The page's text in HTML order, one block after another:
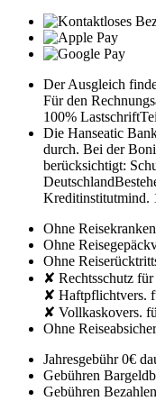
Der Ausgleich
Für den
100% Lastschrift
Die Hanseatic
durch. Bei der
berücksichtigt:
Deutschland
Kreditinstitutmind.
Ohne
Ohne
Ohne
✘ Rechtsschutz
✘ Haftpflichtvers.
✘ Vollkaskovers.
Ohne
Jahresgebühr 0€
Gebühren
Gebühren Bezahlen